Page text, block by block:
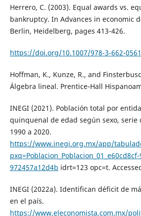
Herrero, C. (2003). Equal awards vs.
bankruptcy. In Advances in economic
Berlin, Heidelberg, pages 413-426.
https://doi.org/10.1007/978-3-662-
Hoffman, K., Kunze, R., and
Álgebra lineal. Prentice-Hall
INEGI (2021). Población total por
quinquenal de edad según sexo, serie
1990 a 2020.
https://www.inegi.org.mx/app/
972457a12d4b idrt=123 opc=t.
INEGI (2022a). Identifican déficit de
en el país.
https://www.eleconomista.com.mx/